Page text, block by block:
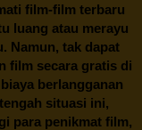
film-film terbaru
luang atau merayu
Namun, tak dapat
film secara gratis di
berlangganan
situasi ini,
para penikmat film,